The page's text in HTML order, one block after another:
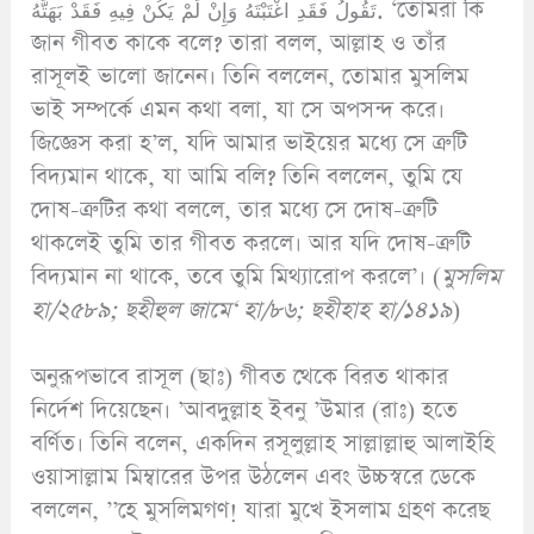
تَقُولُ فَقَدِ اغْتَبْتَهُ وَإِنْ لَمْ يَكُنْ فِيهِ فَقَدْ بَهَتَّهُ. ‘তোমরা কি
জান গীবত কাকে বলে? তারা বলল, আল্লাহ ও তাঁর
রাসূলই ভালো জানেন। তিনি বললেন, তোমার মুসলিম
ভাই সম্পর্কে এমন কথা বলা, যা সে অপসন্দ করে।
জিজ্ঞেস করা হ’ল, যদি আমার ভাইয়ের মধ্যে সে ত্রুটি
বিদ্যমান থাকে, যা আমি বলি? তিনি বললেন, তুমি যে
দোষ-ত্রুটির কথা বললে, তার মধ্যে সে দোষ-ত্রুটি
থাকলেই তুমি তার গীবত করলে। আর যদি দোষ-ত্রুটি
বিদ্যমান না থাকে, তবে তুমি মিথ্যারোপ করলে’। (মুসলিম
হা/২৫৮৯; ছহীহুল জামে‘ হা/৮৬; ছহীহাহ হা/১৪১৯)
অনুরূপভাবে রাসূল (ছাঃ) গীবত থেকে বিরত থাকার
নির্দেশ দিয়েছেন। ’আবদুল্লাহ ইবনু ’উমার (রাঃ) হতে
বর্ণিত। তিনি বলেন, একদিন রসূলুল্লাহ সাল্লাল্লাহু আলাইহি
ওয়াসাল্লাম মিম্বারের উপর উঠলেন এবং উচ্চস্বরে ডেকে
বললেন, ’’হে মুসলিমগণ! যারা মুখে ইসলাম গ্রহণ করেছ